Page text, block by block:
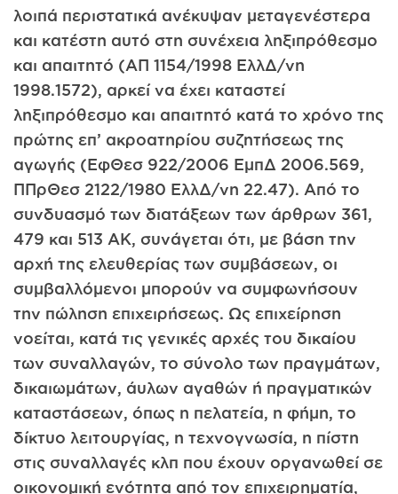
λοιπά περιστατικά ανέκυψαν μεταγενέστερα
και κατέστη αυτό στη συνέχεια ληξιπρόθεσμο
και απαιτητό (ΑΠ 1154/1998 ΕλλΔ/νη
1998.1572), αρκεί να έχει καταστεί
ληξιπρόθεσμο και απαιτητό κατά το χρόνο της
πρώτης επ’ ακροατηρίου συζητήσεως της
αγωγής (ΕφΘεσ 922/2006 ΕμπΔ 2006.569,
ΠΠρΘεσ 2122/1980 ΕλλΔ/νη 22.47). Από το
συνδυασμό των διατάξεων των άρθρων 361,
479 και 513 ΑΚ, συνάγεται ότι, με βάση την
αρχή της ελευθερίας των συμβάσεων, οι
συμβαλλόμενοι μπορούν να συμφωνήσουν
την πώληση επιχειρήσεως. Ως επιχείρηση
νοείται, κατά τις γενικές αρχές του δικαίου
των συναλλαγών, το σύνολο των πραγμάτων,
δικαιωμάτων, άυλων αγαθών ή πραγματικών
καταστάσεων, όπως η πελατεία, η φήμη, το
δίκτυο λειτουργίας, η τεχνογνωσία, η πίστη
στις συναλλαγές κλπ που έχουν οργανωθεί σε
οικονομική ενότητα από τον επιχειρηματία,